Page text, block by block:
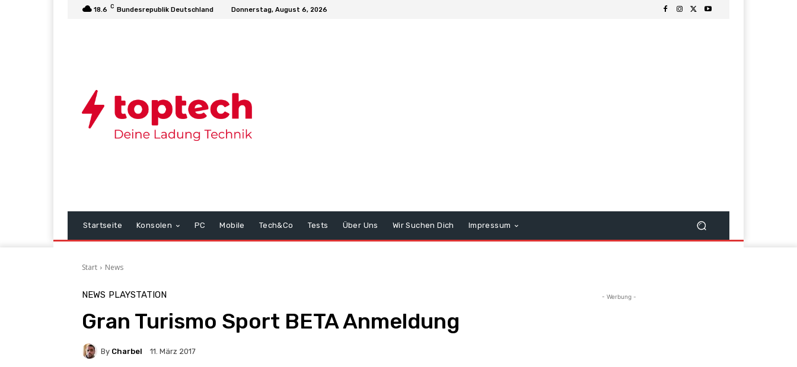
18.6 C Bundesrepublik Deutschland Donnerstag, August 6, 2026
Startseite Konsolen PC Mobile Tech&Co Tests Über Uns Wir Suchen Dich Impressum
Start News
NEWS PLAYSTATION
Gran Turismo Sport BETA Anmeldung
By Charbel 11. März 2017
- Werbung -